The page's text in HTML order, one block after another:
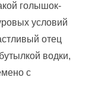
голышок-
условий
отец
водки,
с